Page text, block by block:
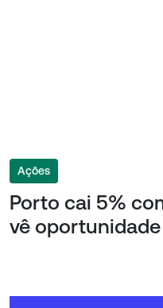
Ações
Porto cai 5%
vê oportunidade